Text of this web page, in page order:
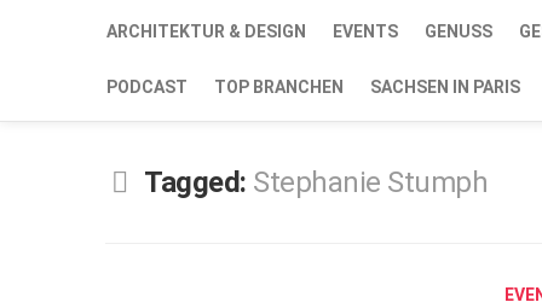
ARCHITEKTUR & DESIGN EVENTS GENUSS
PODCAST TOP BRANCHEN SACHSEN IN PARIS
Tagged: Stephanie Stumph